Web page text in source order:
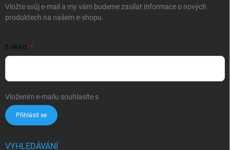
Vložte svůj e-mail a my vám budeme zasílat informace o nových
produktech na našem e-shopu.
E-MAIL
Vložením e-mailu souhlasíte s
Přihlásit se
VYHLEDÁVÁNÍ